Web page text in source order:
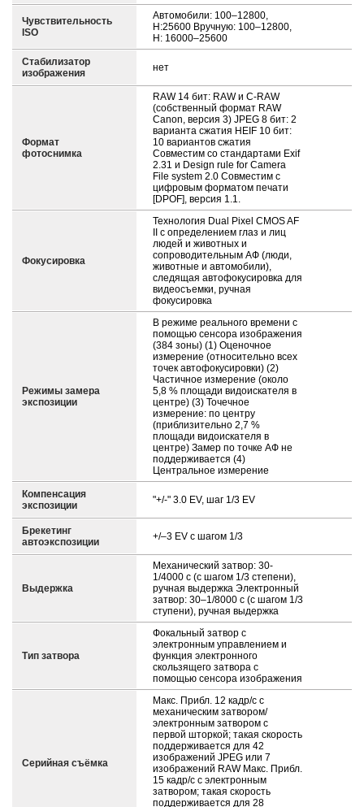
Чувствительность
ISO
Автомобили: 100–12800,
H:25600 Вручную: 100–12800,
H: 16000–25600
Стабилизатор
изображения
нет
Формат
фотоснимка
RAW 14 бит: RAW и С-RAW
(собственный формат RAW
Canon, версия 3) JPEG 8 бит: 2
варианта сжатия HEIF 10 бит:
10 вариантов сжатия
Совместим со стандартами Exif
2.31 и Design rule for Camera
File system 2.0 Совместим с
цифровым форматом печати
[DPOF], версия 1.1.
Фокусировка
Технология Dual Pixel CMOS AF
II с определением глаз и лиц
людей и животных и
сопроводительным АФ (люди,
животные и автомобили),
следящая автофокусировка для
видеосъемки, ручная
фокусировка
Режимы замера
экспозиции
В режиме реального времени с
помощью сенсора изображения
(384 зоны) (1) Оценочное
измерение (относительно всех
точек автофокусировки) (2)
Частичное измерение (около
5,8 % площади видоискателя в
центре) (3) Точечное
измерение: по центру
(приблизительно 2,7 %
площади видоискателя в
центре) Замер по точке АФ не
поддерживается (4)
Центральное измерение
Компенсация
экспозиции
"+/-" 3.0 EV, шаг 1/3 EV
Брекетинг
автоэкспозиции
+/–3 EV с шагом 1/3
Выдержка
Механический затвор: 30-
1/4000 с (с шагом 1/3 степени),
ручная выдержка Электронный
затвор: 30–1/8000 с (с шагом 1/3
ступени), ручная выдержка
Тип затвора
Фокальный затвор с
электронным управлением и
функция электронного
скользящего затвора с
помощью сенсора изображения
Серийная съёмка
Макс. Прибл. 12 кадр/с с
механическим затвором/
электронным затвором с
первой шторкой; такая скорость
поддерживается для 42
изображений JPEG или 7
изображений RAW Макс. Прибл.
15 кадр/с с электронным
затвором; такая скорость
поддерживается для 28